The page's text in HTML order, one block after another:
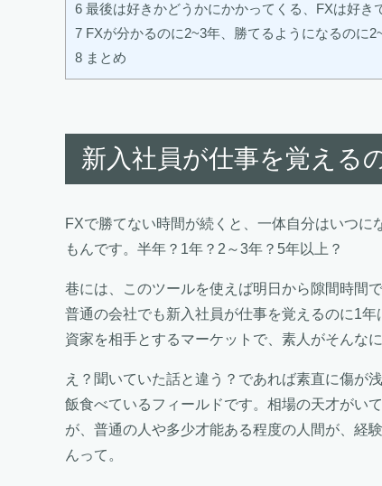
6 最後は好きかどうかにかかってくる、FXは好き
7 FXが分かるのに2~3年、勝てるようになるのに
8 まとめ
新入社員が仕事を覚える
FXで勝てない時間が続くと、一体自分はいつに
もんです。半年？1年？2～3年？5年以上？
巷には、このツールを使えば明日から隙間時間
普通の会社でも新入社員が仕事を覚えるのに1
資家を相手とするマーケットで、素人がそんな
え？聞いていた話と違う？であれば素直に傷が
飯食べているフィールドです。相場の天才がい
が、普通の人や多少才能ある程度の人間が、経
んって。